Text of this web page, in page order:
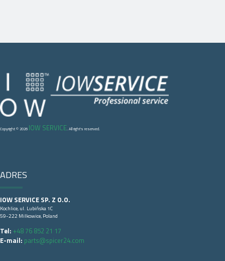
Copyright © 2026 IOW SERVICE. All right's reserved.
ADRES
IOW SERVICE SP. Z O.O.
Kochlice, ul. Lubińska 1C
59-222 Milkowice, Poland
Tel: +48 76 852 21 17
E-mail: parts@spicer24.com